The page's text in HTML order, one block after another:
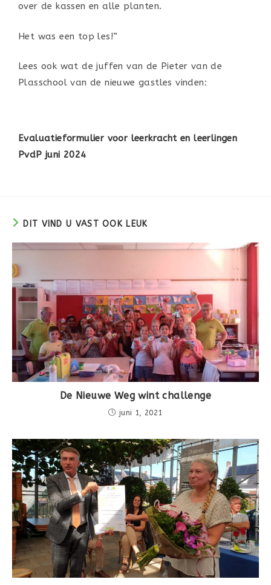
over de kassen en alle planten.
Het was een top les!”
Lees ook wat de juffen van de Pieter van de
Plasschool van de nieuwe gastles vinden:
Evaluatieformulier voor leerkracht en leerlingen
PvdP juni 2024
DIT VIND U VAST OOK LEUK
De Nieuwe Weg wint challenge
juni 1, 2021